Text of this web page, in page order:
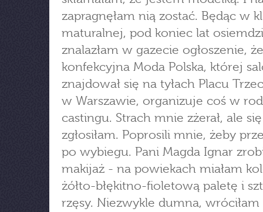
zapragnęłam nią zostać. Będąc w
maturalnej, pod koniec lat
znalazłam w gazecie ogłoszenie,
konfekcyjna Moda Polska, której
znajdował się na tyłach Placu
w Warszawie, organizuje coś w
castingu. Strach mnie zżerał, ale się
zgłosiłam. Poprosili mnie, żeby
po wybiegu. Pani Magda Ignar
makijaż - na powiekach miałam
żółto-błękitno-fioletową paletę i
rzęsy. Niezwykle dumna, wróciłam